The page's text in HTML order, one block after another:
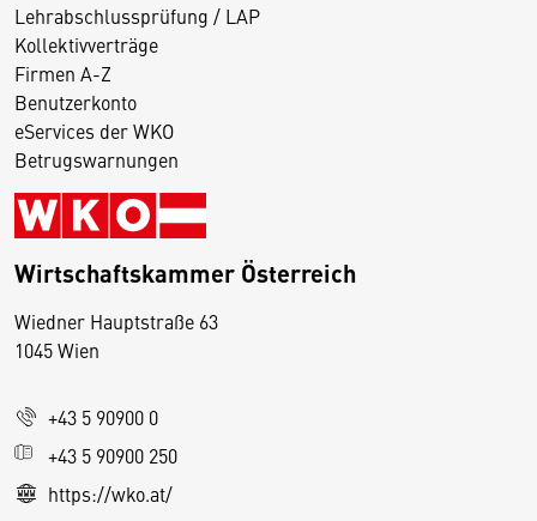
Lehrabschlussprüfung / LAP
Kollektivverträge
Firmen A-Z
Benutzerkonto
eServices der WKO
Betrugswarnungen
Wirtschaftskammer Österreich
Wiedner Hauptstraße 63
1045 Wien
+43 5 90900 0
+43 5 90900 250
https://wko.at/
D
s
e
S